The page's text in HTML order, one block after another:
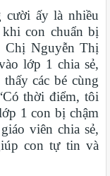
cười ấy là nhiều
con chuẩn bị
Chị Nguyễn Thị
lớp 1 chia sẻ,
các bé cùng
thời điểm, tôi
1 con bị chậm
viên chia sẻ,
con tự tin và